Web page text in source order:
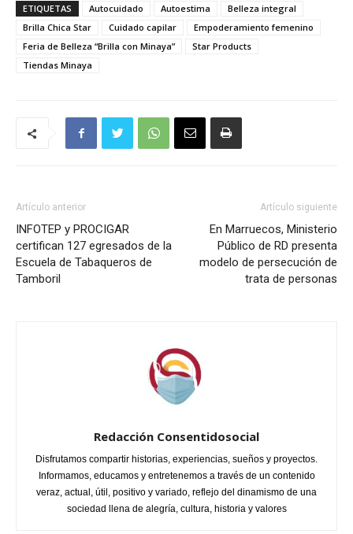
ETIQUETAS Autocuidado Autoestima
Belleza integral
Brilla Chica Star
Cuidado capilar
Empoderamiento femenino
Feria de Belleza “Brilla con Minaya”
Star Products
Tiendas Minaya
Artículo anterior
INFOTEP y PROCIGAR
certifican 127 egresados de la
Escuela de Tabaqueros de
Tamboril
Artículo siguiente
En Marruecos, Ministerio
Público de RD presenta
modelo de persecución de
trata de personas
Redacción Consentidosocial
Disfrutamos compartir historias, experiencias, sueños y proyectos.
Informamos, educamos y entretenemos a través de un contenido
veraz, actual, útil, positivo y variado, reflejo del dinamismo de una
sociedad llena de alegría, cultura, historia y valores